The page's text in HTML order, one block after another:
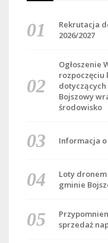
Rekrutacja
2026/2027
Ogłoszenie
rozpoczęciu
Bojszowy
środowisko
Informacja
Loty
gminie
sprzedaż